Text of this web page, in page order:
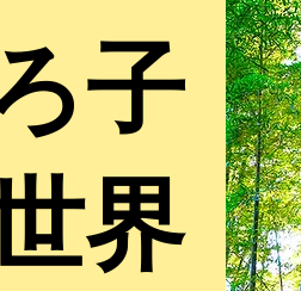
子
界